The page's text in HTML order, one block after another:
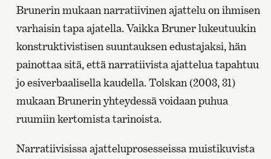
Brunerin mukaan narratiivinen ajattelu on ihmisen
varhaisin tapa ajatella. Vaikka Bruner lukeutuukin
konstruktivistisen suuntauksen edustajaksi, hän
painottaa sitä, että narratiivista ajattelua tapahtuu
jo esiverbaalisella kaudella. Tolskan (2003, 31)
mukaan Brunerin yhteydessä voidaan puhua
ruumiin kertomista tarinoista.
Narratiivisissa ajatteluprosesseissa muistikuvista